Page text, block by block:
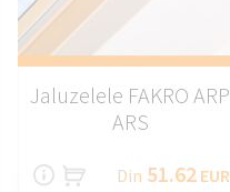
Jaluzelele FAKRO ARP
ARS
Din 51.62 EUR